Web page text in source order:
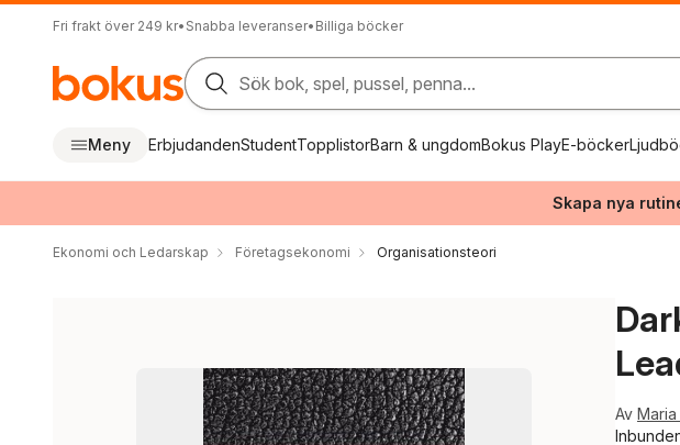
Fri frakt över 249 kr• Snabba leveranser• Billiga böcker
Sök bok, spel, pussel, penna...
Meny ErbjudandenStudentTopplistorBarn & ungdomBokus PlayE-böcker
Skapa nya
Ekonomi och Ledarskap Företagsekonomi Organisationsteori
Av